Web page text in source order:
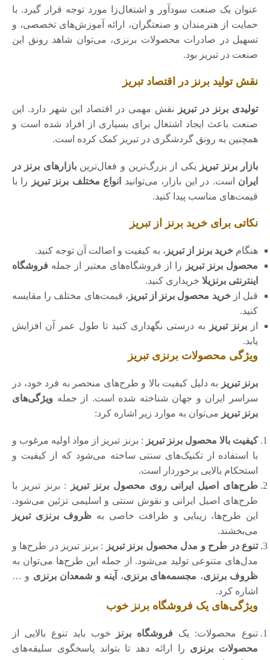
عنوان یک صنعت سودآور و اشتغال‌زا مورد توجه قرار گیرد. با
حمایت از هنرمندان و صنعتگران، ارائه آموزش‌های تخصصی، و
تسهیل در صادرات محصولات برنزی، می‌توان شاهد رونق این
صنعت در تبریز بود.
نقش تولید برنز در اقتصاد تبریز
تولیدی برنز در تبریز
نقش مهمی در اقتصاد این شهر دارد. این
صنعت باعث ایجاد اشتغال برای بسیاری از افراد شده است و
همچنین به رونق گردشگری در تبریز کمک کرده است.
بازار برنز تبریز یکی از بزرگ‌ترین و فعال‌ترینبازارهای برنز در
ایران است. در این بازار، می‌توانید انواع مختلف برنز تبریز
را با
قیمت‌های مناسب پیدا کنید.
نکاتی برای خرید برنز از تبریز
هنگام خرید برنز از تبریز ، به کیفیت و اصالت آن توجه کنید.
محصول برنز تبریز
را از فروشگاه‌های معتبر از جمله فروشگاه
اینترنتی برنزیلا خریداری کنید.
قبل ازخرید محصول برنز از تبریز ، قیمت‌های مختلف را مقایسه
کنید.
از برنز تبریز
به درستی نگهداری کنید تا طول عمر آن افزایش
یابد.
ویژگی‌ محصولات برنزی تبریز
برنز تبریز
به دلیل کیفیت بالا و طرح‌های منحصر به فرد خود، در
سراسر ایران و جهان شناخته شده است. از جمله ویژگی‌های
برنز تبریز می‌توان به موارد زیر اشاره کرد:
کیفیت بالا محصول برنز تبریز : برنز تبریز از مواد اولیه مرغوب و
با استفاده از تکنیک‌های سنتی ساخته می‌شود که از کیفیت و
استحکام بالایی برخوردار است.
طرح‌های اصیل ایرانی روی محصول برنز تبریز
: برنز تبریز با
طرح‌های اصیل ایرانی و نقوش سنتی و اسلیمی‌ تزئین می‌شود.
این طرح‌ها، زیبایی و ظرافت خاصی به ظروف برنزی تبریز
می‌بخشند.
تنوع در طرح و مدل محصول برنز تبریز : برنز تبریز در طرح‌ها و
مدل‌های متنوعی تولید می‌شود. از جمله این طرح‌ها می‌توان به
ظروف برنزی، مجسمه‌های برنزی، آینه و شمعدان برنزی و …
اشاره کرد.
ویژگی‌های یک فروشگاه برنز خوب
تنوع محصولات: یک فروشگاه برنز
خوب باید تنوع بالایی از
محصولات برنزی را ارائه دهد تا بتواند پاسخگوی سلیقه‌های